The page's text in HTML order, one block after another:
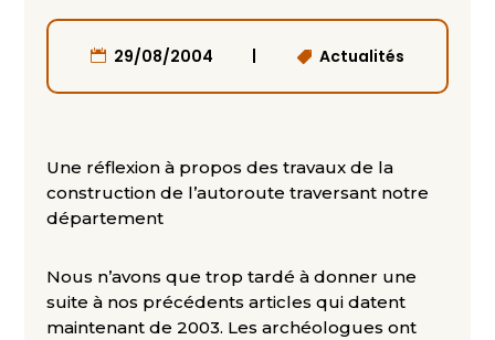
29/08/2004 | Actualités
Une réflexion à propos des travaux de la
construction de l’autoroute traversant notre
département
Nous n’avons que trop tardé à donner une
suite à nos précédents articles qui datent
maintenant de 2003. Les archéologues ont